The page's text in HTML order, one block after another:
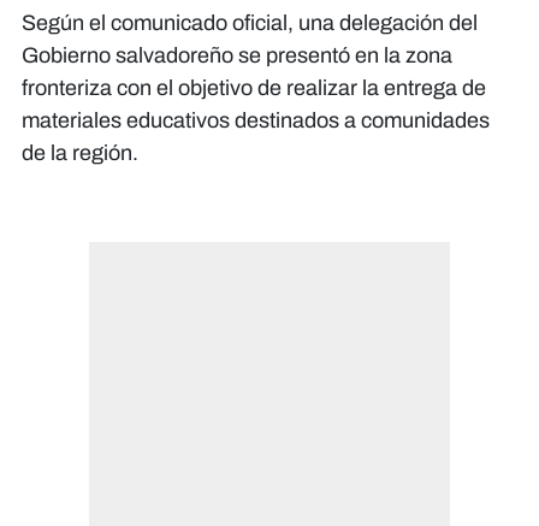
Según el comunicado oficial, una delegación del
Gobierno salvadoreño se presentó en la zona
fronteriza con el objetivo de realizar la entrega de
materiales educativos destinados a comunidades
de la región.